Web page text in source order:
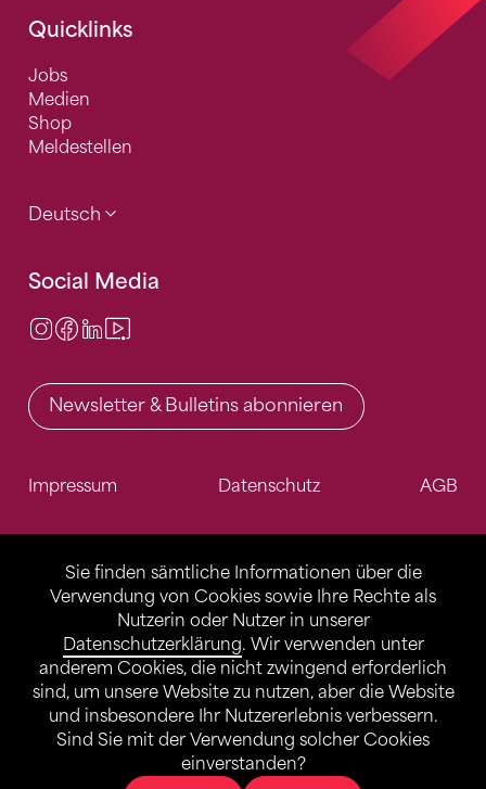
Sie finden sämtliche Informationen über die
Verwendung von Cookies sowie Ihre Rechte als
Nutzerin oder Nutzer in unserer
Datenschutzerklärung. Wir verwenden unter
anderem Cookies, die nicht zwingend erforderlich
sind, um unsere Website zu nutzen, aber die Website
und insbesondere Ihr Nutzererlebnis verbessern.
Sind Sie mit der Verwendung solcher Cookies
einverstanden?
Quicklinks
Jobs
Medien
Shop
Meldestellen
Deutsch
Social Media
Instagram
Facebook
LinkedIn
Newsletter & Bulletins abonnieren
Impressum Datenschutz AGB